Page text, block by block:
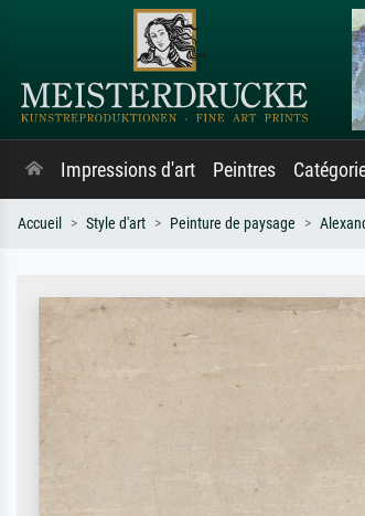
Impressions d'art Peintres
Accueil Style d'art Peinture de paysage